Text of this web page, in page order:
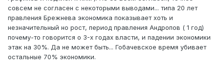
совсем не согласен с некоторыми выводами... типа 20 лет
правления Брежнева экономика показывает хоть и
незначительный но рост, период правления Андропов ( 1 год)
почему-то говорится о 3-х годах власти, и падении экономики
этак на 30%. Да не может быть... Гобачевское время убивает
остальные 70% экономики.